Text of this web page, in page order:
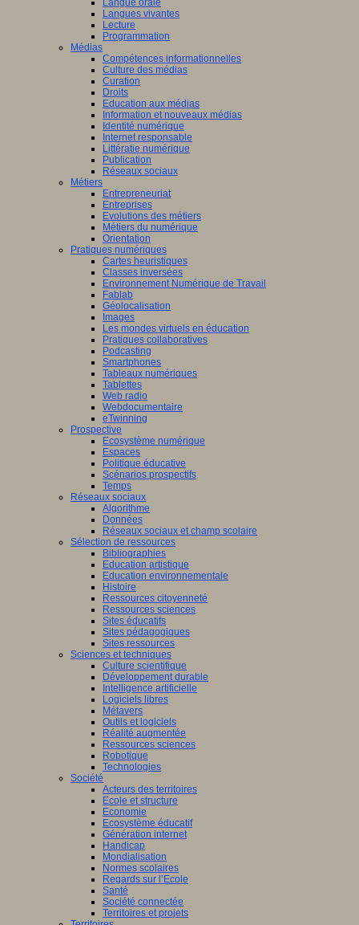
Langue orale
Langues vivantes
Lecture
Programmation
Médias
Compétences informationnelles
Culture des médias
Curation
Droits
Education aux médias
Information et nouveaux médias
Identité numérique
Internet responsable
Littératie numérique
Publication
Réseaux sociaux
Métiers
Entrepreneuriat
Entreprises
Evolutions des métiers
Métiers du numérique
Orientation
Pratiques numériques
Cartes heuristiques
Classes inversées
Environnement Numérique de Travail
Fablab
Géolocalisation
Images
Les mondes virtuels en éducation
Pratiques collaboratives
Podcasting
Smartphones
Tableaux numériques
Tablettes
Web radio
Webdocumentaire
eTwinning
Prospective
Ecosystème numérique
Espaces
Politique éducative
Scénarios prospectifs
Temps
Réseaux sociaux
Algorithme
Données
Réseaux sociaux et champ scolaire
Sélection de ressources
Bibliographies
Education artistique
Education environnementale
Histoire
Ressources citoyenneté
Ressources sciences
Sites éducatifs
Sites pédagogiques
Sites ressources
Sciences et techniques
Culture scientifique
Développement durable
Intelligence artificielle
Logiciels libres
Métavers
Outils et logiciels
Réalité augmentée
Ressources sciences
Robotique
Technologies
Société
Acteurs des territoires
Ecole et structure
Economie
Ecosystème éducatif
Génération internet
Handicap
Mondialisation
Normes scolaires
Regards sur l’Ecole
Santé
Société connectée
Territoires et projets